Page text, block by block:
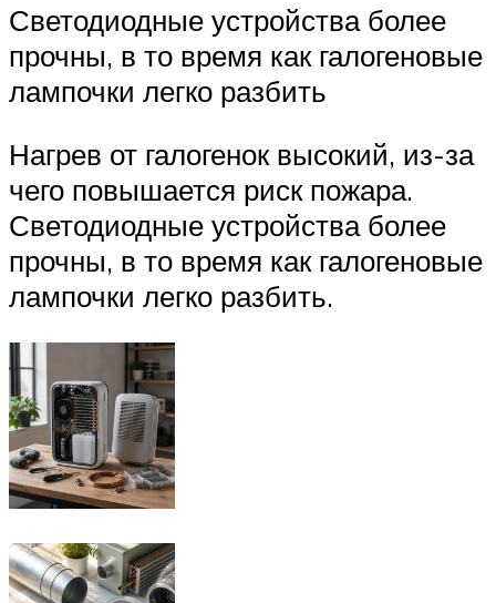
Светодиодные устройства более
прочны, в то время как галогеновые
лампочки легко разбить
Нагрев от галогенок высокий, из-за
чего повышается риск пожара.
Светодиодные устройства более
прочны, в то время как галогеновые
лампочки легко разбить.